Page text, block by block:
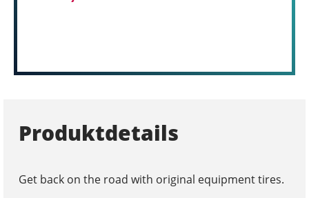
Produktdetails
Get back on the road with original equipment tires.